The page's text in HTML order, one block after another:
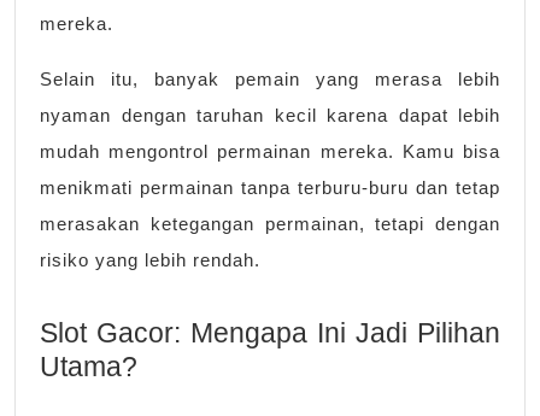
mereka.
Selain itu, banyak pemain yang merasa lebih
nyaman dengan taruhan kecil karena dapat lebih
mudah mengontrol permainan mereka. Kamu bisa
menikmati permainan tanpa terburu-buru dan tetap
merasakan ketegangan permainan, tetapi dengan
risiko yang lebih rendah.
Slot Gacor: Mengapa Ini Jadi Pilihan
Utama?